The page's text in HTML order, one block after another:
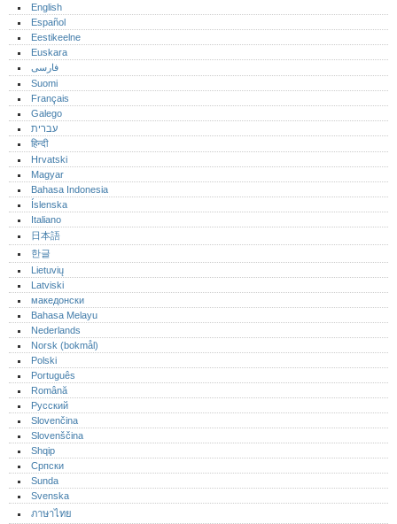
English
Español
Eestikeelne
Euskara
فارسی
Suomi
Français
Galego
עברית
हिन्दी
Hrvatski
Magyar
Bahasa Indonesia
Íslenska
Italiano
日本語
한글
Lietuvių
Latviski
македонски
Bahasa Melayu
Nederlands
Norsk (bokmål)‎
Polski
Português‎
Română
Русский
Slovenčina
Slovenščina
Shqip
Српски
Sunda
Svenska
ภาษาไทย